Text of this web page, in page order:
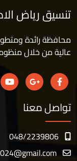
تنسيق رياض
محافظة رائدة
عالية من خلال
تواصل معنا
048/2239806